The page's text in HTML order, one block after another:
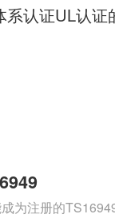
认证UL认证
为注册的